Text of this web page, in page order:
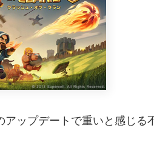
ップデートで重いと感じる